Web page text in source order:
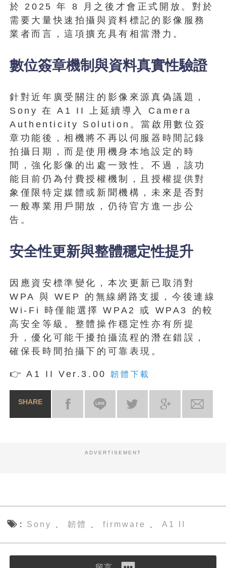
於 2025 年 8 月之後才會正式開放。對於
需要大量快速拍攝與資料標記的影像服務
業者而言，這項擴充具有相當潛力。
數位簽章機制與資料真實性驗證
針對近年廣受關注的影像來源真偽議題，
Sony 在 A1 II 上延續導入 Camera
Authenticity Solution。當啟用數位簽
章功能後，相機將不再以伺服器時間記錄
拍攝日期，而是使用機身本地設定的時
間，強化影像的出處一致性。不過，該功
能目前仍為付費授權機制，且授權提供對
象僅限特定媒體或新聞機構，未來是否對
一般專業用戶開放，仍待官方進一步公
告。
安全性更新與整體穩定性提升
因應資安標準變化，本次更新已取消對
WPA 與 WEP 的無線網路支援，今後連線
Wi-Fi 時僅能選擇 WPA2 或 WPA3 的較
高安全等級。整體操作穩定性亦有所提
升，優化可能干擾拍攝流程的潛在錯誤，
確保長時間拍攝下的可靠表現。
👉 A1 II Ver.3.00韌體下載
SHARE
ADVERTISEMENT
Sony 韌體 firmware A1 II